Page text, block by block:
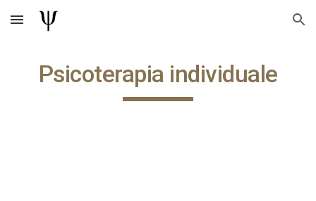
Skip to main content Skip to navigation
Psicoterapia individuale